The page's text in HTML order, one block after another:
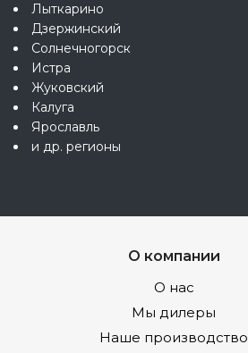
Лыткарино
Дзержинский
Солнечногорск
Истра
Жуковский
Калуга
Ярославль
и др. регионы
О компании
О нас
Мы дилеры
Наше производство